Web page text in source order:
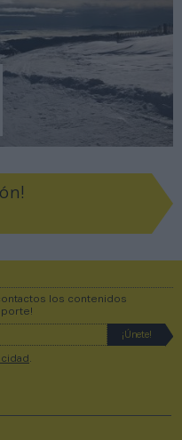
los contenidos